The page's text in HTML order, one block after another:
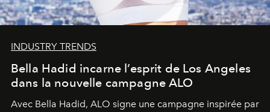
INDUSTRY TRENDS
Bella Hadid incarne l’esprit de Los Angeles
dans la nouvelle campagne ALO
Avec Bella Hadid, ALO signe une campagne inspirée par